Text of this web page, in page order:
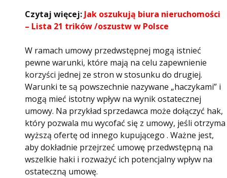
Czytaj więcej:Jak oszukują biura nieruchomości
– Lista 21 trików /oszustw w Polsce
W ramach umowy przedwstępnej mogą istnieć
pewne warunki, które mają na celu zapewnienie
korzyści jednej ze stron w stosunku do drugiej.
Warunki te są powszechnie nazywane „haczykami” i
mogą mieć istotny wpływ na wynik ostatecznej
umowy. Na przykład sprzedawca może dołączyć hak,
który pozwala mu wycofać się z umowy, jeśli otrzyma
wyższą ofertę od innego kupującego . Ważne jest,
aby dokładnie przejrzeć umowę przedwstępną na
wszelkie haki i rozważyć ich potencjalny wpływ na
ostateczną umowę.